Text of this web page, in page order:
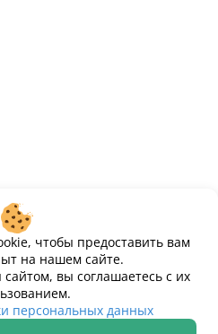
чтобы предоставить вам
на нашем сайте.
вы соглашаетесь с их
персональных данных